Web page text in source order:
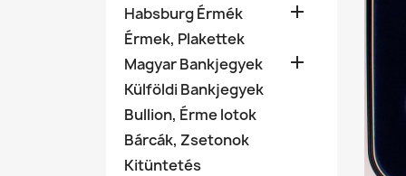
Habsburg Érmék 
Érmek, Plakettek
Magyar Bankjegyek

Külföldi Bankjegyek
Bullion, Érme lotok
Bárcák, Zsetonok
Kitüntetés